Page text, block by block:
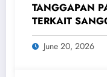
TANGGAPAN
TERKAIT
SELEKSI
TERBUKA JPT
June 20, 2026